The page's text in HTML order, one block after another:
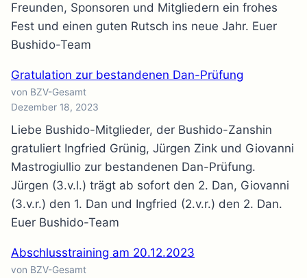
Freunden, Sponsoren und Mitgliedern ein frohes
Fest und einen guten Rutsch ins neue Jahr. Euer
Bushido-Team
Gratulation zur bestandenen Dan-Prüfung
von BZV-Gesamt
Dezember 18, 2023
Liebe Bushido-Mitglieder, der Bushido-Zanshin
gratuliert Ingfried Grünig, Jürgen Zink und Giovanni
Mastrogiullio zur bestandenen Dan-Prüfung.
Jürgen (3.v.l.) trägt ab sofort den 2. Dan, Giovanni
(3.v.r.) den 1. Dan und Ingfried (2.v.r.) den 2. Dan.
Euer Bushido-Team
Abschlusstraining am 20.12.2023
von BZV-Gesamt